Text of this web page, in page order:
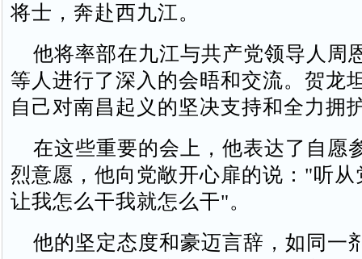
将士，奔赴西九江。
他将率部在九江与共产党领导人周
等人进行了深入的会晤和交流。贺龙
自己对南昌起义的坚决支持和全力拥
在这些重要的会上，他表达了自愿
烈意愿，他向党敞开心扉的说："听
让我怎么干我就怎么干"。
他的坚定态度和豪迈言辞，如同一